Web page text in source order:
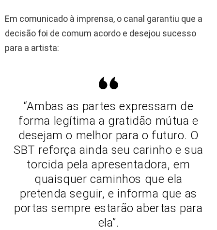
Em comunicado à imprensa, o canal garantiu que a
decisão foi de comum acordo e desejou sucesso
para a artista:
“Ambas as partes expressam de
forma legítima a gratidão mútua e
desejam o melhor para o futuro. O
SBT reforça ainda seu carinho e sua
torcida pela apresentadora, em
quaisquer caminhos que ela
pretenda seguir, e informa que as
portas sempre estarão abertas para
ela”.